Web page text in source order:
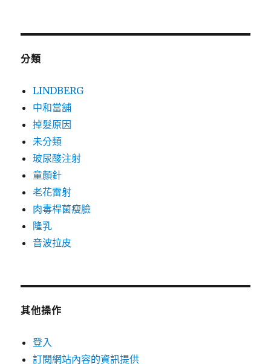
分類
LINDBERG
中和當舖
掉髮原因
未分類
玻尿酸注射
童顏針
老花雷射
肉毒桿菌瘦臉
隆乳
音波拉皮
其他操作
登入
訂閱網站內容的資訊提供